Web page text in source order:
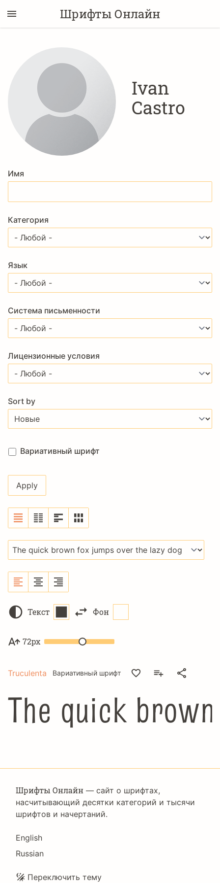
Шрифты Онлайн
Ivan
Castro
Имя
Категория
Язык
Система письменности
Лицензионные условия
Sort by
Вариативный шрифт
Текст Фон
72px
Truculenta Вариативный шрифт
The quick
Шрифты Онлайн — сайт о шрифтах,
насчитывающий десятки категорий и тысячи
шрифтов и начертаний.
Language
English
Russian
Переключить тему